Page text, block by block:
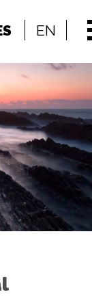
EN